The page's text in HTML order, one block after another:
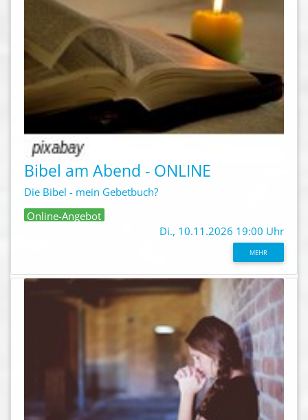
Bibel am Abend - ONLINE
Die Bibel - mein Gebetbuch?
Online-Angebot
Di., 10.11.2026 19:00 Uhr
MEHR